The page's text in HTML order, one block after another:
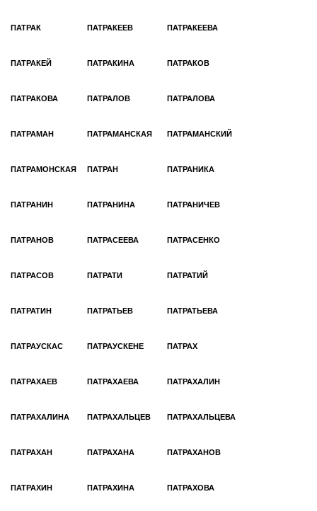
ПАТРАК ПАТРАКЕЕВ ПАТРАКЕЕВА
ПАТРАКЕЙ ПАТРАКИНА ПАТРАКОВ
ПАТРАКОВА ПАТРАЛОВ ПАТРАЛОВА
ПАТРАМАН ПАТРАМАНСКАЯ ПАТРАМАНСКИЙ
ПАТРАМОНСКАЯ ПАТРАН ПАТРАНИКА
ПАТРАНИН ПАТРАНИНА ПАТРАНИЧЕВ
ПАТРАНОВ ПАТРАСЕЕВА ПАТРАСЕНКО
ПАТРАСОВ ПАТРАТИ ПАТРАТИЙ
ПАТРАТИН ПАТРАТЬЕВ ПАТРАТЬЕВА
ПАТРАУСКАС ПАТРАУСКЕНЕ ПАТРАХ
ПАТРАХАЕВ ПАТРАХАЕВА ПАТРАХАЛИН
ПАТРАХАЛИНА ПАТРАХАЛЬЦЕВ ПАТРАХАЛЬЦЕВА
ПАТРАХАН ПАТРАХАНА ПАТРАХАНОВ
ПАТРАХИН ПАТРАХИНА ПАТРАХОВА